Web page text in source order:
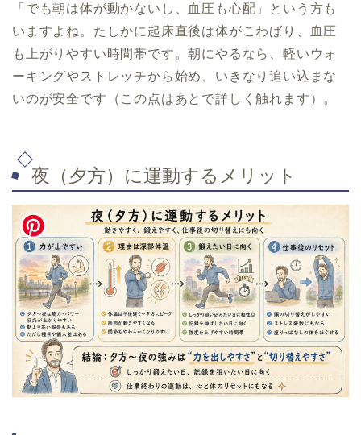
「でも朝は体が動かないし、血圧も心配」という方も
いますよね。たしかに起床直後は体がこわばり、血圧
も上がりやすい時間帯です。朝にやるなら、軽いウォ
ーキングやストレッチから始め、いきなり追い込まな
いのが安全です（この点はあとで詳しく触れます）。
夜（夕方）に運動するメリット